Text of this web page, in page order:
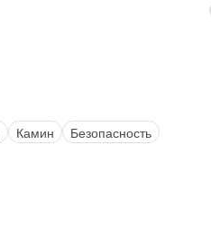
Камин Безопасность